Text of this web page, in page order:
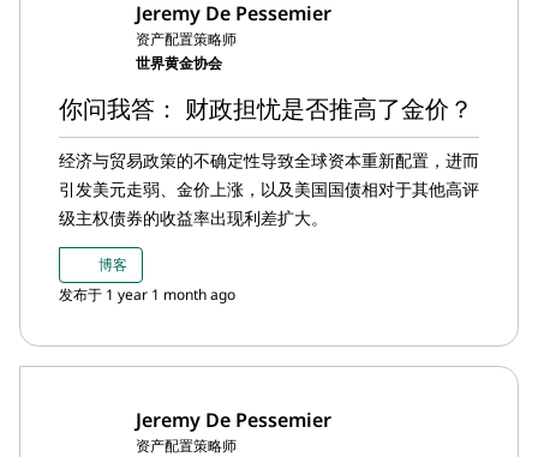
Jeremy De Pessemier
资产配置策略师
世界黄金协会
你问我答： 财政担忧是否推高了金价？
经济与贸易政策的不确定性导致全球资本重新配置，进而
引发美元走弱、金价上涨，以及美国国债相对于其他高评
级主权债券的收益率出现利差扩大。
博客
发布于 1 year 1 month ago
Jeremy De Pessemier
资产配置策略师